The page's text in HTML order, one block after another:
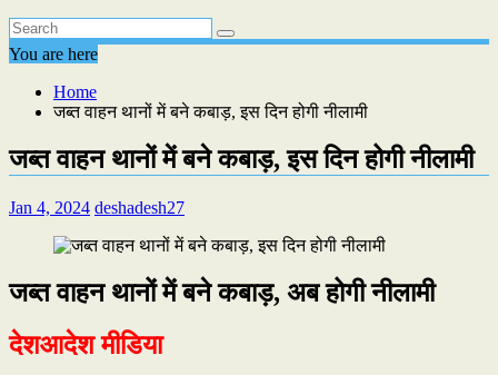
You are here
Home
जब्त वाहन थानों में बने कबाड़, इस दिन होगी नीलामी
जब्त वाहन थानों में बने कबाड़, इस दिन होगी नीलामी
Jan 4, 2024 deshadesh27
जब्त वाहन थानों में बने कबाड़, अब होगी नीलामी
देशआदेश मीडिया